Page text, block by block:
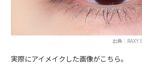
出典：RAXY
実際にアイメイクした画像がこちら。